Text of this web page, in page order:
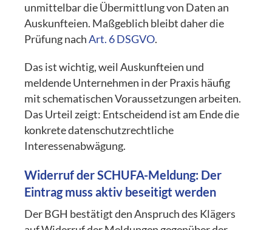
unmittelbar die Übermittlung von Daten an
Auskunfteien. Maßgeblich bleibt daher die
Prüfung nachArt. 6 DSGVO.
Das ist wichtig, weil Auskunfteien und
meldende Unternehmen in der Praxis häufig
mit schematischen Voraussetzungen arbeiten.
Das Urteil zeigt: Entscheidend ist am Ende die
konkrete datenschutzrechtliche
Interessenabwägung.
Widerruf der SCHUFA-Meldung: Der
Eintrag muss aktiv beseitigt werden
Der BGH bestätigt den Anspruch des Klägers